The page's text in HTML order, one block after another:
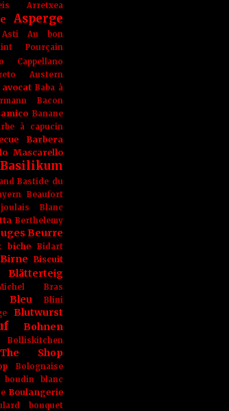
Arretxea
Asperge
Asti
Au bon
Pourçain
Cappellano
Austern
avocat Baba à
Bacon
Banane
à capucin
Barbera
Mascarello
Basilikum
Bastide du
Beaufort
Blanc
Berthelemy
Beurre
biche
Bidart
Birne
Biscuit
Blätterteig
Bras
Bleu Blini
Blutwurst
Bohnen
Bolliskitchen
Shop
Bolognaise
boudin blanc
Boulangerie
bouquet